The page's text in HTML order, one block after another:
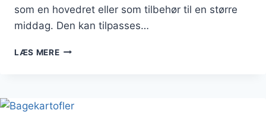
som en hovedret eller som tilbehør til en større
middag. Den kan tilpasses…
LÆS MEREBAGT
CHILI